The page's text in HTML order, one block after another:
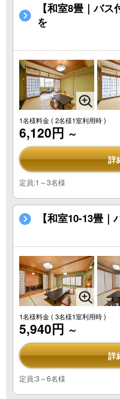
【和室8畳｜バ
を
1名様料金( 2名様1室利用時 )
6,120円 ～
詳
定員:1～3名様
【和室10-13畳
1名様料金( 3名様1室利用時 )
5,940円 ～
詳
定員:3～6名様